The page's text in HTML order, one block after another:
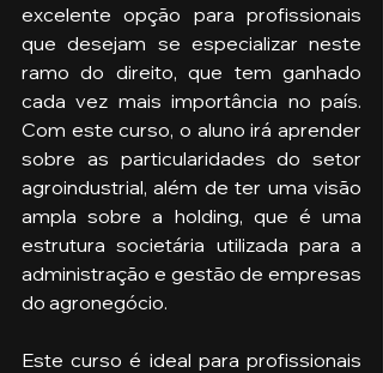
excelente opção para profissionais
que desejam se especializar neste
ramo do direito, que tem ganhado
cada vez mais importância no país.
Com este curso, o aluno irá aprender
sobre as particularidades do setor
agroindustrial, além de ter uma visão
ampla sobre a holding, que é uma
estrutura societária utilizada para a
administração e gestão de empresas
do agronegócio.
Este curso é ideal para profissionais